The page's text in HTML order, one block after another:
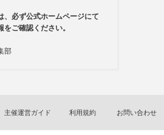
、必ず公式ホームページにて
をご確認ください。
部
主催運営ガイド 利用規約 お問い合わせ